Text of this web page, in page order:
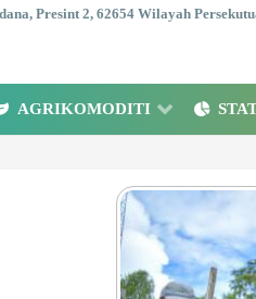
Presint 2, 62654 Wilayah
AGRIKOMODITI